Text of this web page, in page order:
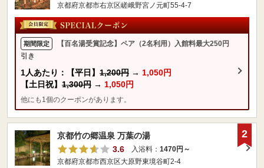
京都府京都市右京区嵯峨野宮ノ元町55-4-7
期間限定
【百名湯受賞記念】ペア（2名利用）入館料最大250円
引き
1人あたり：【平日】 1,200円 → 1,050円
【土日祝】 1,300円 → 1,050円
他にも1個のクーポンがあります。
京都竹の郷温泉 万葉の湯
3.6
入浴料： 1470円～
京都府京都市西京区大原野東境谷町2-4
2